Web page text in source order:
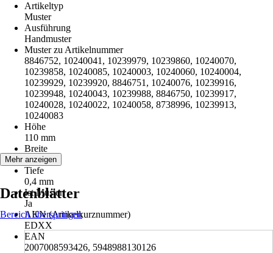
Artikeltyp
Muster
Ausführung
Handmuster
Muster zu Artikelnummer
8846752, 10240041, 10239979, 10239860, 10240070,
10239858, 10240085, 10240003, 10240060, 10240004,
10239929, 10239920, 8846751, 10240076, 10239916,
10239948, 10240043, 10239988, 8846750, 10239917,
10240028, 10240022, 10240058, 8738996, 10239913,
10240083
Höhe
110 mm
Breite
75 mm
Tiefe
0,4 mm
Ist Muster
Ja
AKN (Artikelkurznummer)
EDXX
EAN
2007008593426, 5948988130126
Mehr anzeigen
Datenblätter
Bereich überspringen